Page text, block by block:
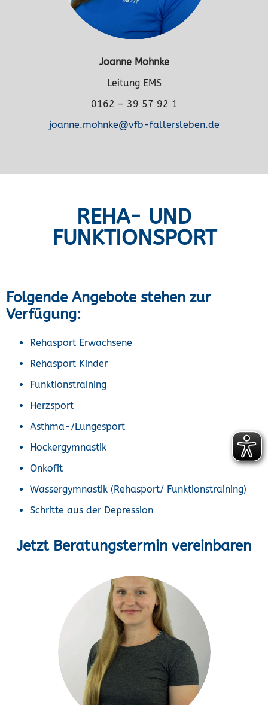
Joanne Mohnke
Leitung EMS
0162 – 39 57 92 1
joanne.mohnke@vfb-fallersleben.de
REHA- UND
FUNKTIONSPORT
Folgende Angebote stehen zur
Verfügung:
Rehasport Erwachsene
Rehasport Kinder
Funktionstraining
Herzsport
Asthma-/Lungesport
Hockergymnastik
Onkofit
Wassergymnastik (Rehasport/ Funktionstraining)
Schritte aus der Depression
Jetzt Beratungstermin vereinbaren